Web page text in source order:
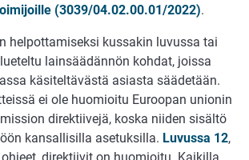
(3039/04.02.00.01/2022).
helpottamiseksi kussakin luvussa tai
lainsäädännön kohdat, joissa
käsiteltävästä asiasta säädetään.
ei ole huomioitu Euroopan unionin
direktiivejä, koska niiden sisältö
kansallisilla asetuksilla. Luvussa 12,